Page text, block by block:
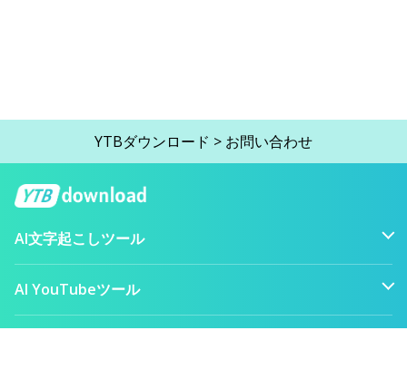
YTBダウンロード > お問い合わせ
AI文字起こしツール
AI YouTubeツール